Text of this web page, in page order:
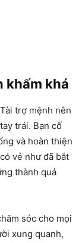
khấm khá
trợ mệnh nên
trái. Bạn cố
và hoàn thiện
vẻ như đã bắt
thành quả
sóc cho mọi
xung quanh,